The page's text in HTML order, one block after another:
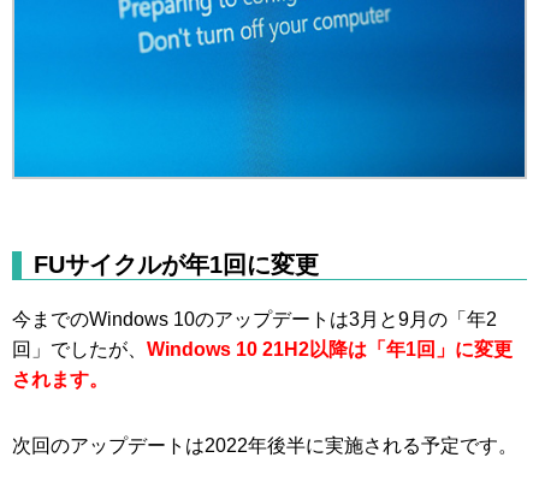
FUサイクルが年1回に変更
今までのWindows 10のアップデートは3月と9月の「年2
回」でしたが、 Windows 10 21H2以降は「年1回」に変更
されます。
次回のアップデートは2022年後半に実施される予定です。